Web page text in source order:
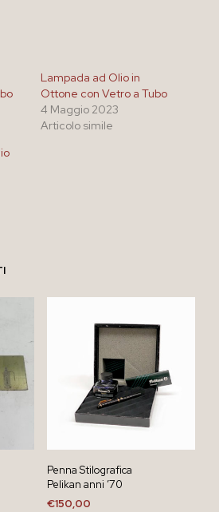
Lampada ad Olio in
Ottone con Vetro a Tubo
4 Maggio 2023
Articolo simile
Penna Stilografica
Pelikan anni ’70
€150,00